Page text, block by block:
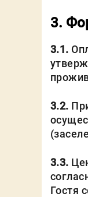
3.
3.1.
3.2.
3.3.
Гостя